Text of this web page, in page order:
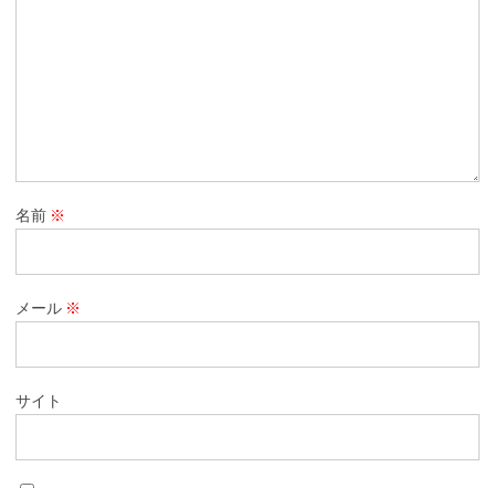
名前 ※
メール ※
サイト